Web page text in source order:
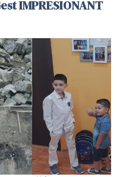
IMPRESIONANT